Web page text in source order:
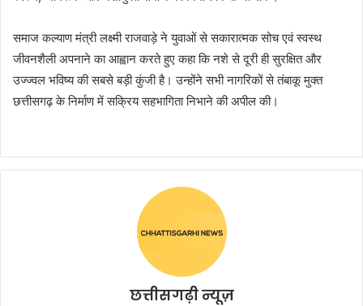
समाज कल्याण मंत्री लक्ष्मी राजवाड़े ने युवाओं से सकारात्मक सोच एवं स्वस्थ
जीवनशैली अपनाने का आह्वान करते हुए कहा कि नशे से दूरी ही सुरक्षित और
उज्ज्वल भविष्य की सबसे बड़ी कुंजी है। उन्होंने सभी नागरिकों से तंबाकू मुक्त
छत्तीसगढ़ के निर्माण में सक्रिय सहभागिता निभाने की अपील की।
छत्तीसगढ़ी न्यूज़